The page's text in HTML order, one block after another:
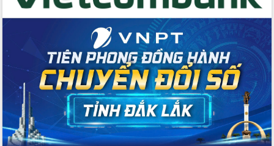
Đánh giá, rút kinh nghiệm công tác tổ
chức diễn tập trước ngày bầu cử
Chương trình “Gặp gỡ hữu nghị –
Friendship Meeting New Year 2026”
Bầu cử Quốc hội và HĐND: Cử tri Đắk
Lắk gửi gắm niềm tin, kỳ vọng vào lá
phiếu
Đắk Lắk sẵn sàng các điều kiện cho
Ngày hội bầu cử đại biểu Quốc hội
khóa XVI và HĐND các cấp nhiệm kỳ
2026-2031